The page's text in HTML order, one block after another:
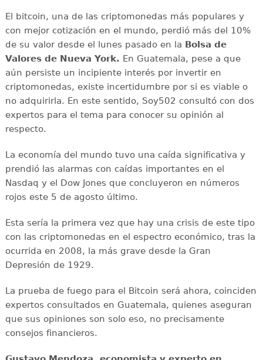
El bitcoin, una de las criptomonedas más populares y
con mejor cotización en el mundo, perdió más del 10%
de su valor desde el lunes pasado en la Bolsa de
Valores de Nueva York. En Guatemala, pese a que
aún persiste un incipiente interés por invertir en
criptomonedas, existe incertidumbre por si es viable o
no adquirirla. En este sentido, Soy502 consultó con dos
expertos para el tema para conocer su opinión al
respecto.
La economía del mundo tuvo una caída significativa y
prendió las alarmas con caídas importantes en el
Nasdaq y el Dow Jones que concluyeron en números
rojos este 5 de agosto último.
Esta sería la primera vez que hay una crisis de este tipo
con las criptomonedas en el espectro económico, tras la
ocurrida en 2008, la más grave desde la Gran
Depresión de 1929.
La prueba de fuego para el Bitcoin será ahora, coinciden
expertos consultados en Guatemala, quienes aseguran
que sus opiniones son solo eso, no precisamente
consejos financieros.